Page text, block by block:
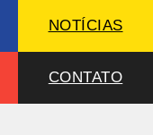
NOTÍCIAS
CONTATO